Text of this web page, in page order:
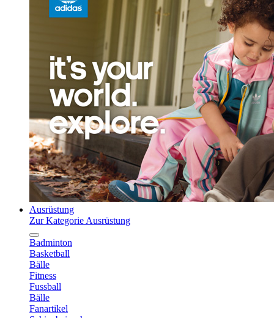
Ausrüstung
Zur Kategorie Ausrüstung
Badminton
Basketball
Bälle
Fitness
Fussball
Bälle
Fanartikel